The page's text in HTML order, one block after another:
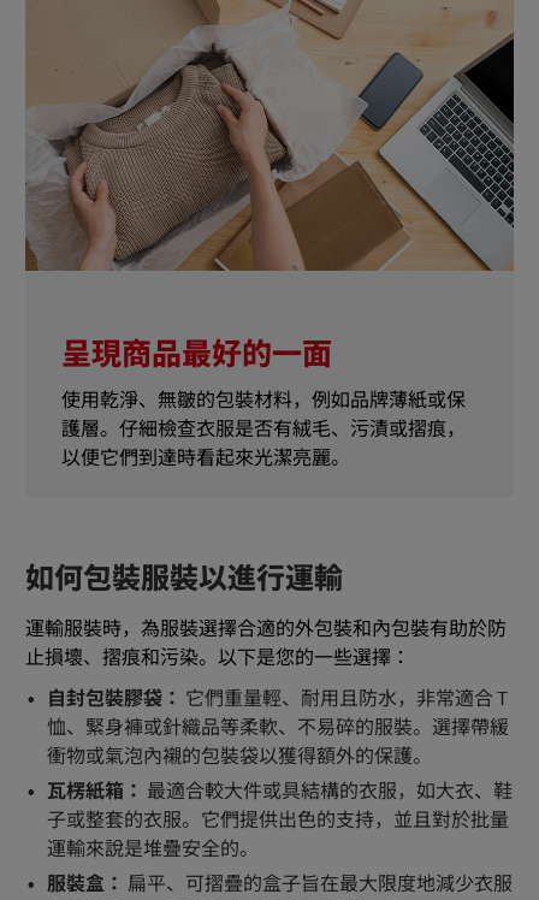
呈現商品最好的一面
使用乾淨、無皺的包裝材料，例如品牌薄紙或保
護層。仔細檢查衣服是否有絨毛、污漬或摺痕，
以便它們到達時看起來光潔亮麗。
如何包裝服裝以進行運輸
運輸服裝時，為服裝選擇合適的外包裝和內包裝有助於防
止損壞、摺痕和污染。以下是您的一些選擇：
自封包裝膠袋： 它們重量輕、耐用且防水，非常適合 T
恤、緊身褲或針織品等柔軟、不易碎的服裝。選擇帶緩
衝物或氣泡內襯的包裝袋以獲得額外的保護。
瓦楞紙箱： 最適合較大件或具結構的衣服，如大衣、鞋
子或整套的衣服。它們提供出色的支持，並且對於批量
運輸來說是堆疊安全的。
服裝盒： 扁平、可摺疊的盒子旨在最大限度地減少衣服